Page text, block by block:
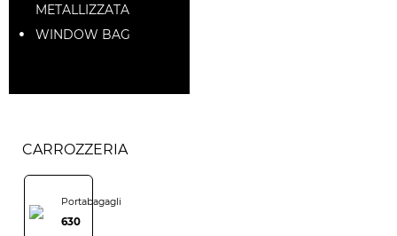
METALLIZZATA
WINDOW BAG
CARROZZERIA
Portabagagli
630